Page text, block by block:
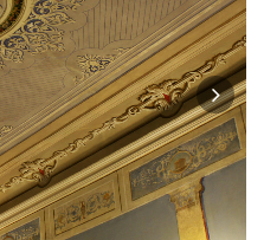
IT
ES
RU
CN